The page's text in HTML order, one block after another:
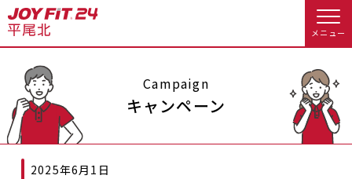
メニュー
店舗トップ
会員様向けのご案内
会員の方へトップ
Campaign
キャンペーン
2025年6月1日